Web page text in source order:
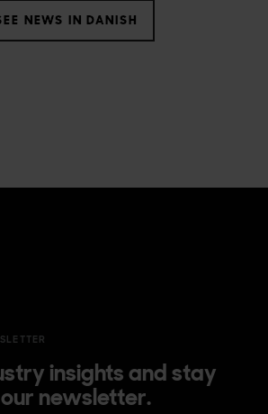
NEWS IN DANISH
insights and stay
newsletter.